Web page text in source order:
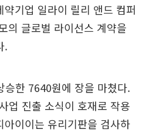
기업 일라이 릴리 앤드 컴퍼
의 글로벌 라이선스 계약을
.
한 7640원에 장을 마쳤다.
업 진출 소식이 호재로 작용
이이는 유리기판을 검사하